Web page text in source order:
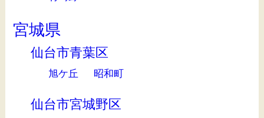
宮城県
仙台市青葉区
旭ケ丘 昭和町
仙台市宮城野区